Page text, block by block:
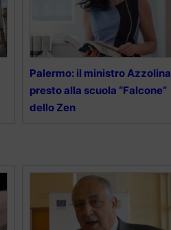
Palermo: il ministro Azzolina
presto alla scuola “Falcone”
dello Zen